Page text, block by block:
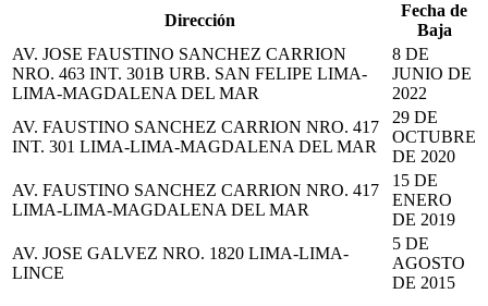
Dirección
Fecha de
Baja
AV. JOSE FAUSTINO SANCHEZ CARRION
NRO. 463 INT. 301B URB. SAN FELIPE LIMA-
LIMA-MAGDALENA DEL MAR
8 DE
JUNIO DE
2022
AV. FAUSTINO SANCHEZ CARRION NRO. 417
INT. 301 LIMA-LIMA-MAGDALENA DEL MAR
29 DE
OCTUBRE
DE 2020
AV. FAUSTINO SANCHEZ CARRION NRO. 417
LIMA-LIMA-MAGDALENA DEL MAR
15 DE
ENERO
DE 2019
AV. JOSE GALVEZ NRO. 1820 LIMA-LIMA-
LINCE
5 DE
AGOSTO
DE 2015